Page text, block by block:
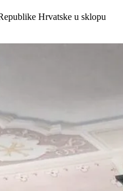
Hrvatske u sklopu